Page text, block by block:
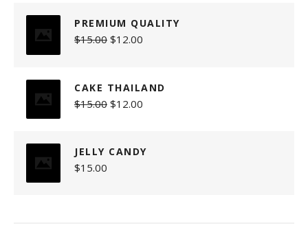
PREMIUM QUALITY
$15.00 $12.00
CAKE THAILAND
$15.00 $12.00
JELLY CANDY
$15.00